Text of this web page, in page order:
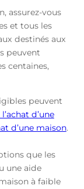
assurez-vous
et tous les
destinés aux
peuvent
centaines,
peuvent
d’une
d’une maison.
que les
une aide
à faible